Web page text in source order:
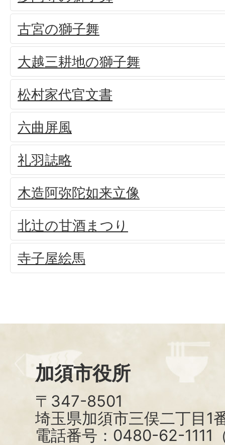
古宮の獅子舞
大越三耕地の獅子舞
松村家代官文書
六曲屏風
礼羽誌略
木造阿弥陀如来立像
北辻の甘酒まつり
寺子屋絵馬
加須市役所
〒347-8501
埼玉県加須市三俣二丁目1
電話番号：0480-62-1111